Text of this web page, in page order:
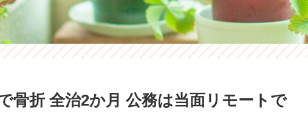
骨折 全治2か月 公務は当面リモートで